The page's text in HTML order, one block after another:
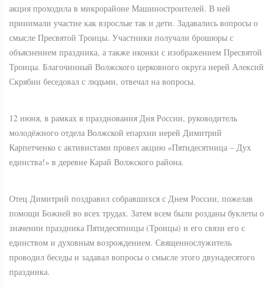
акция проходила в микрорайоне Машиностроителей. В ней
принимали участие как взрослые так и дети. Задавались вопросы о
смысле Пресвятой Троицы. Участники получали брошюры с
объяснением праздника, а также иконки с изображением Пресвятой
Троицы. Благочинный Волжского церковного округа иерей Алексий
Скрябин беседовал с людьми, отвечал на вопросы.
12 июня, в рамках в празднования Дня России, руководитель
молодёжного отдела Волжской епархии иерей Димитрий
Карпетченко с активистами провел акцию «Пятидесятница – Дух
единства!» в деревне Карай Волжского района.
Отец Димитрий поздравил собравшихся с Днем России, пожелав
помощи Божией во всех трудах. Затем всем были розданы буклеты о
значении праздника Пятидесятницы (Троицы) и его связи его с
единством и духовным возрождением. Священнослужитель
проводил беседы и задавал вопросы о смысле этого двунадесятого
праздника.